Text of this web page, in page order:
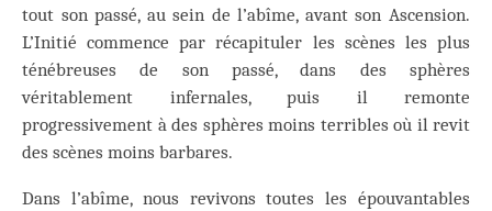
tout son passé, au sein de l’abîme, avant son Ascension.
L’Initié commence par récapituler les scènes les plus
ténébreuses de son passé, dans des sphères
véritablement infernales, puis il remonte
progressivement à des sphères moins terribles où il revit
des scènes moins barbares.
Dans l’abîme, nous revivons toutes les épouvantables